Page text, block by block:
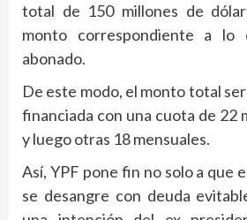
total de 150 millones de
monto correspondiente a lo
abonado.
De este modo, el monto total
financiada con una cuota de 22
y luego otras 18 mensuales.
Así, YPF pone fin no solo a que
se desangre con deuda